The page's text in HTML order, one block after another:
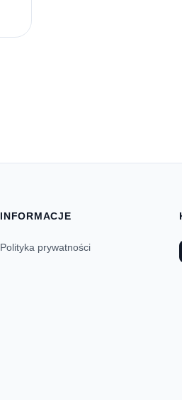
INFORMACJE
Polityka prywatności